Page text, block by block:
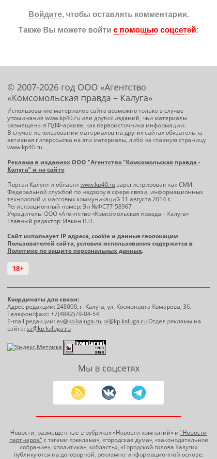
Войдите, чтобы оставлять комментарии.
Также Вы можете войти с помощью соцсетей:
© 2007-2026 год ООО «Агентство
«Комсомольская правда – Калуга»
Использование материалов сайта возможно только в случае
упоминания www.kp40.ru или других изданий, чьи материалы
размещены в ПДФ-архиве, как первоисточника информации.
В случае использования материалов на других сайтах обязательна
активная гиперссылка на эти материалы, либо на главную страницу
www.kp40.ru
Реклама в изданиях ООО "Агентство "Комсомольская правда -
Калуга" и на сайте
Портал Калуги и области www.kp40.ruзарегистрирован как СМИ
Федеральной службой по надзору в сфере связи, информационных
технологий и массовых коммуникаций 11 августа 2014 г.
Регистрационный номер: Эл №ФС77-58967
Учредитель: ООО «Агентство «Комсомольская правда – Калуга»
Главный редактор: Ивкин В.П.
Сайт использует IP адреса, cookie и данные геолокации
Пользователей сайта, условия использования содержатся в
Политике по защите персональных данных.
18+
Координаты для связи:
Адрес редакции: 248000, г. Калуга, ул. Космонавта Комарова, 36.
Телефон/факс: +7(4842)79-04-54
E-mail редакции:ev@kp.kaluga.ru, vi@kp.kaluga.ruОтдел рекламы на
сайте:sz@kp.kaluga.ru
Мы в соцсетях
Новости, размещенные в рубриках «Новости компаний» и "Новости
партнеров" с тэгами «реклама», «городская дума», «законодательное
собрание», «политика», «область», «Городской голова Калуги»
публикуются на договорной, рекламно-информационной основе.